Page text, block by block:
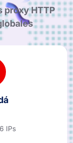
proxy HTTP
IPs